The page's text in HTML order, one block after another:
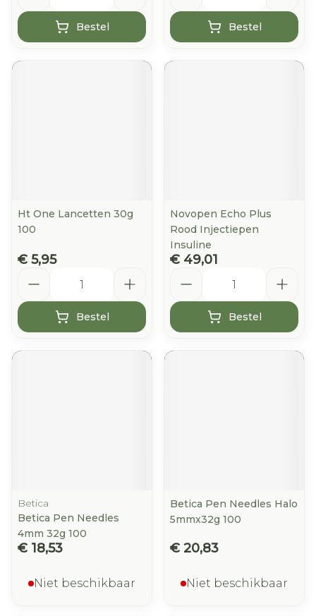
Bestel Bestel
Ht One Lancetten 30g
100
€ 5,95
Bestel
Novopen Echo Plus
Rood Injectiepen
Insuline
€ 49,01
Bestel
Betica
Betica Pen Needles
4mm 32g 100
€ 18,53
Niet beschikbaar
Betica Pen Needles Halo
5mmx32g 100
€ 20,83
Niet beschikbaar